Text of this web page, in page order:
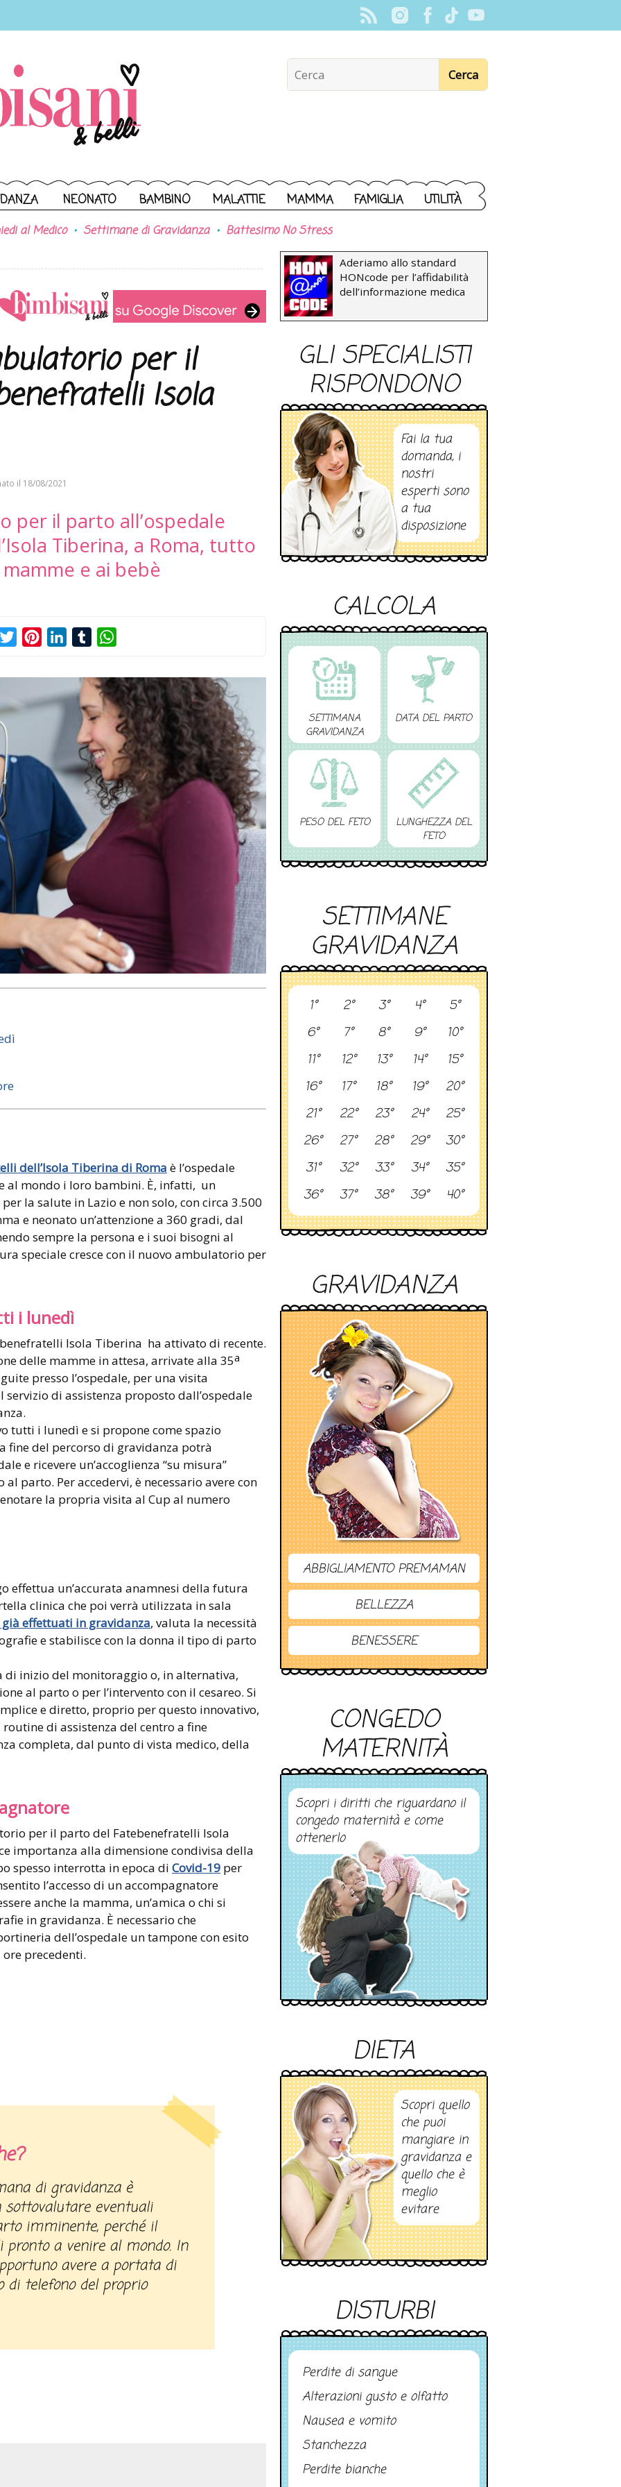
NEONATO BAMBINO MALATTIE MAMMA FAMIGLIA UTILITÀ
al Medico Settimane di Gravidanza Battesimo No Stress
per il
Isola
il 18/08/2021
per il parto all’ospedale
Tiberina, a Roma, tutto
e ai bebè
TwitterPinterestLinkedInTumblr
dell’Isola Tiberina di Roma è l’ospedale
al mondo i loro bambini. È, infatti, un
la salute in Lazio e non solo, con circa 3.500
e neonato un’attenzione a 360 gradi, dal
sempre la persona e i suoi bisogni al
speciale cresce con il nuovo ambulatorio per
i lunedì
Isola Tiberina ha attivato di recente.
delle mamme in attesa, arrivate alla 35a
presso l’ospedale, per una visita
di assistenza proposto dall’ospedale
tutti i lunedì e si propone come spazio
fine del percorso di gravidanza potrà
e ricevere un’accoglienza “su misura”
parto. Per accedervi, è necessario avere con
la propria visita al Cup al numero
effettua un’accurata anamnesi della futura
clinica che poi verrà utilizzata in sala
effettuati in gravidanza, valuta la necessità
e stabilisce con la donna il tipo di parto
di inizio del monitoraggio o, in alternativa,
al parto o per l’intervento con il cesareo. Si
e diretto, proprio per questo innovativo,
di assistenza del centro a fine
completa, dal punto di vista medico, della
per il parto del Fatebenefratelli Isola
importanza alla dimensione condivisa della
spesso interrotta in epoca di Covid-19 per
l’accesso di un accompagnatore
anche la mamma, un’amica o chi si
in gravidanza. È necessario che
dell’ospedale un tampone con esito
precedenti.
di gravidanza è
eventuali
imminente, perché il
pronto a venire al mondo. In
avere a portata di
telefono del proprio
Aderiamo allo standard
HONcode per l’affidabilità
dell’informazione medica
GLI SPECIALISTI
RISPONDONO
Fai la tua
domanda, i
nostri
esperti sono
a tua
disposizione
CALCOLA
SETTIMANA
GRAVIDANZA
DATA DEL PARTO
PESO DEL FETO
LUNGHEZZA DEL
FETO
SETTIMANE
GRAVIDANZA
1° 2° 3° 4°
5°
6°
7° 8° 9°
10°
11°
12° 13° 14°
15°
16°
17° 18° 19°
20°
21°
22° 23° 24°
25°
26°
27° 28° 29°
30°
31°
32° 33° 34°
35°
36°
37° 38° 39° 40°
GRAVIDANZA
ABBIGLIAMENTO PREMAMAN
BELLEZZA
BENESSERE
CONGEDO
MATERNITÀ
Scopri i diritti che riguardano il
congedo maternità e come
ottenerlo
DIETA
Scopri quello
che puoi
mangiare in
gravidanza e
quello che è
meglio
evitare
DISTURBI
Perdite di sangue
Alterazioni gusto e olfatto
Nausea e vomito
Stanchezza
Perdite bianche